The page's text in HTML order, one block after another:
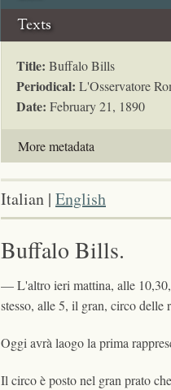
Texts
Title: Buffalo Bills
Periodical: L'Osservatore
Date: February 21, 1890
More metadata
Italian | English
Buffalo Bills.
— L'altro ieri mattina, alle
stesso, alle 5, il gran, circo delle
Oggi avrà laogo la prima
Il circo è posto nel gran prato